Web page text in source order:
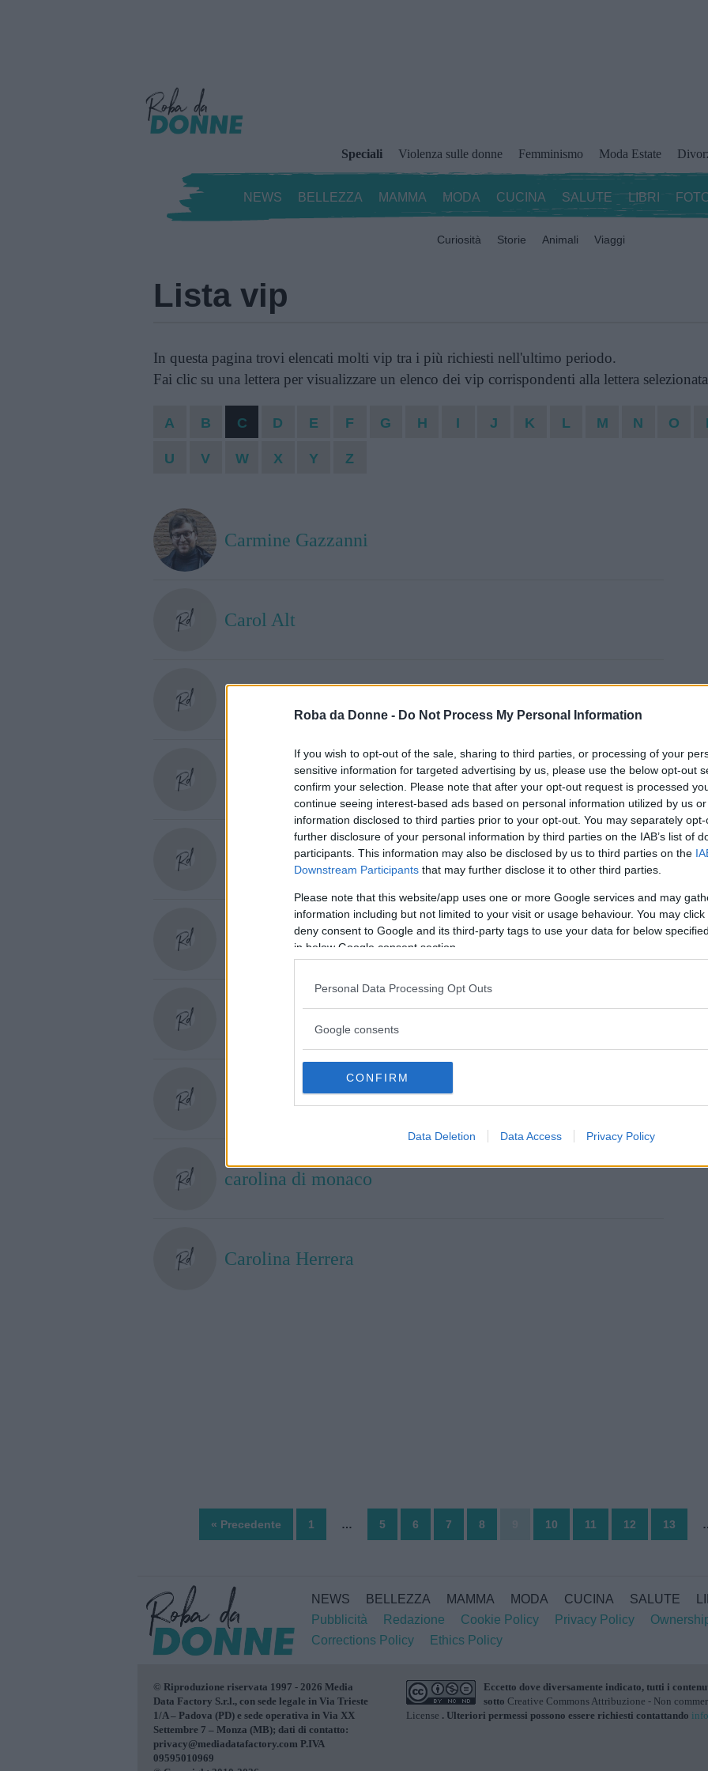
Roba da Donne - Do Not Process My Personal Information
If you wish to opt-out of the sale, sharing to third parties, or processing of your
sensitive information for targeted advertising by us, please use the below opt-out
confirm your selection. Please note that after your opt-out request is processed
continue seeing interest-based ads based on personal information utilized by us
information disclosed to third parties prior to your opt-out. You may separately
further disclosure of your personal information by third parties on the IAB’s list of
participants. This information may also be disclosed by us to third parties on the
Downstream Participants that may further disclose it to other third parties.
Please note that this website/app uses one or more Google services and may
information including but not limited to your visit or usage behaviour. You may
deny consent to Google and its third-party tags to use your data for below
in below Google consent section.
Personal Data Processing Opt Outs
Google consents
CONFIRM
Data Deletion Data Access Privacy Policy
Speciali Violenza sulle donne Femminismo Moda Estate
NEWS BELLEZZA MAMMA MODA CUCINA SALUTE LIBRI
Curiosità Storie Animali Viaggi
Lista vip
In questa pagina trovi elencati molti vip tra i più richiesti nell'ultimo periodo.
Fai clic su una lettera per visualizzare un elenco dei vip corrispondenti alla lettera
A B C D E F G H I J K L M N O
U V W X Y Z
Carmine Gazzanni
Carol Alt
Carola Rackete
Carole Andrè
Carole Lombard
carolina crescentini
carolina di monaco
Carolina Herrera
« Precedente 1 … 5 6 7 8 10 11 12 13
NEWS BELLEZZA MAMMA MODA CUCINA SALUTE
Pubblicità
Redazione Cookie Policy Privacy Policy
Corrections Policy
Ethics Policy
© Riproduzione riservata 1997 - 2026 Media
Data Factory S.r.l., con sede legale in Via Trieste
1/A – Padova (PD) e sede operativa in Via XX
Settembre 7 – Monza (MB); dati di contatto:
privacy@mediadatafactory.com P.IVA
09595010969
Eccetto dove diversamente indicato, tutti i
sotto Creative Commons Attribuzione - Non
License . Ulteriori permessi possono essere richiesti contattando